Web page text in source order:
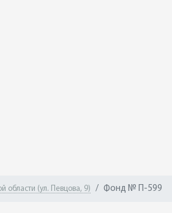
области (ул. Певцова, 9) Фонд № П-599